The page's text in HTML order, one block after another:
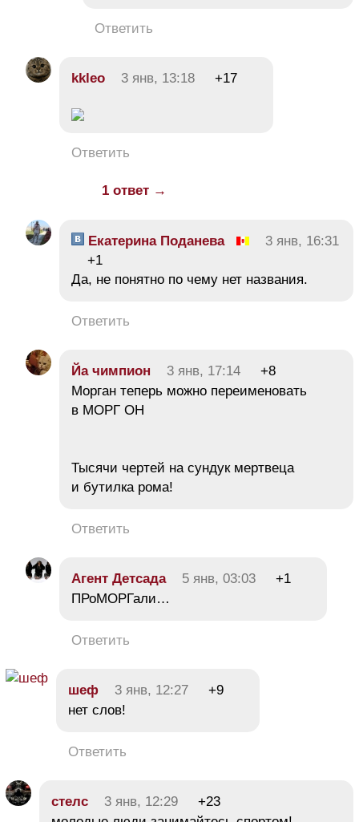
Ответить
kkleo 3 янв, 13:18 +17
Ответить
1 ответ →
Екатерина Поданева
3 янв, 16:31
+1
Да, не понятно по чему нет названия.
Ответить
Йа чимпион 3 янв, 17:14
+8
Морган теперь можно переименовать
в МОРГ ОН
Тысячи чертей на сундук мертвеца
и бутилка рома!
Ответить
Агент Детсада 5 янв, 03:03
+1
ПРоМОРГали…
Ответить
шеф 3 янв, 12:27
+9
нет слов!
Ответить
стелс 3 янв, 12:29
+23